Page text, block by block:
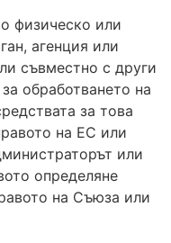
физическо или
агенция или
съвместно с други
обработването на
за това
на ЕС или
или
определяне
на Съюза или